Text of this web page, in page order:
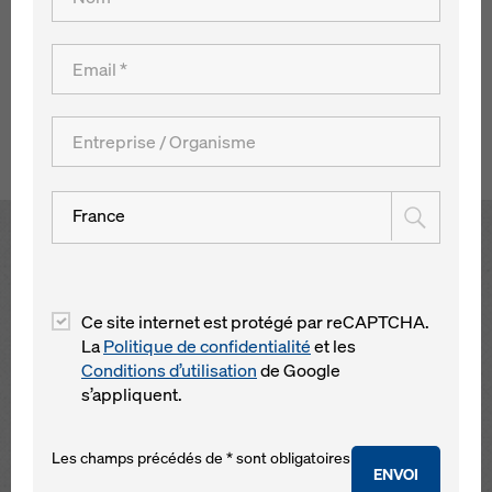
de béton de 60 m de hauteur coulé sur place, même dans
de mauvaises conditions atmosphériques, la société Ed.
Züblin AG, chargée de réaliser la construction, a mis en
oeuvre le coffrage grimpant guidé Xclimb 60.
Retour à l´aperçu
France
Ce site internet est protégé par reCAPTCHA.
LaPolitique de confidentialitéet les
Conditions d’utilisationde Google
s’appliquent.
ENVOI
Les champs précédés de * sont obligatoires